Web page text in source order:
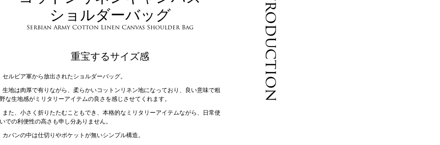
Introduction
ショルダーバッグ
Serbian Army Cotton Linen Canvas Shoulder Bag
重宝するサイズ感
セルビア軍から放出されたショルダーバッグ。
生地は肉厚で有りながら、柔らかいコットンリネン地になっており、良い意味で粗
野な生地感がミリタリーアイテムの良さを感じさせてくれます。
また、小さく折りたたむこともでき、本格的なミリタリーアイテムながら、日常使
いでの利便性の高さも申し分ありません。
カバンの中は仕切りやポケットが無いシンプル構造。